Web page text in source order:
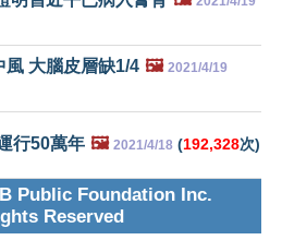
風 大腦皮層缺1/4 🖼️ 2021/4/19
行50萬年 🖼️ 2021/4/18 (192,328次)
Public Foundation Inc.
Reserved